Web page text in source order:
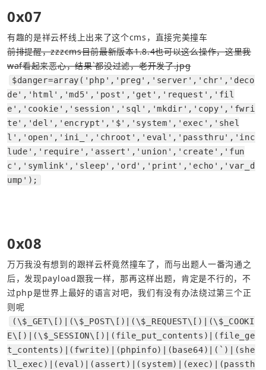
0x07
有趣的是祥云杯线上出来了这个cms，直接完美撞车
前排提醒，zzzcms目前最新版本1.8.4也可以这么操作，这里我
waf看起来恶心，结果`都没过滤，老开发了.jpg
$danger=array('php','preg','server','chr','deco
de','html','md5','post','get','request','fil
e','cookie','session','sql','mkdir','copy','fwri
te','del','encrypt','$','system','exec','shel
l','open','ini_','chroot','eval','passthru','inc
lude','require','assert','union','create','fun
c','symlink','sleep','ord','print','echo','var_d
ump');
0x08
万万我没有想到的跟祥云杯竟然撞车了，而与出题人一番沟通之
后，发现payload跟我一样，那再这样出题，肯定是不行的，不
过php是世界上最好的语言对吧，我们有没有办法绕过第三个正
则呢
(\$_GET\[)|(\$_POST\[)|(\$_REQUEST\[)|(\$_COOKI
E\[)|(\$_SESSION\[)|(file_put_contents)|(file_ge
t_contents)|(fwrite)|(phpinfo)|(base64)|(`)|(she
ll_exec)|(eval)|(assert)|(system)|(exec)|(passth